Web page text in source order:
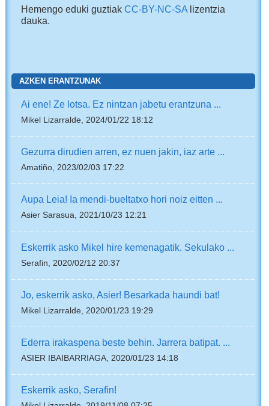
Hemengo eduki guztiakCC-BY-NC-SA lizentzia
dauka.
AZKEN ERANTZUNAK
Ai ene! Ze lotsa. Ez nintzan jabetu erantzuna ...
Mikel Lizarralde, 2024/01/22 18:12
Gezurra dirudien arren, ez nuen jakin, iaz arte ...
Amatiño, 2023/02/03 17:22
Aupa Leia! Ia mendi-bueltatxo hori noiz eitten ...
Asier Sarasua, 2021/10/23 12:21
Eskerrik asko Mikel hire kemenagatik. Sekulako ...
Serafin, 2020/02/12 20:37
Jo, eskerrik asko, Asier! Besarkada haundi bat!
Mikel Lizarralde, 2020/01/23 19:29
Ederra irakaspena beste behin. Jarrera batipat. ...
ASIER IBAIBARRIAGA, 2020/01/23 14:18
Eskerrik asko, Serafin!